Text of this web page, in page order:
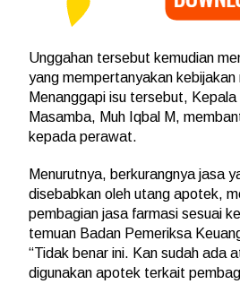
Unggahan tersebut kemudian
yang mempertanyakan kebijakan
Menanggapi isu tersebut,
Masamba, Muh Iqbal M,
kepada perawat.
Menurutnya, berkurangnya jasa
disebabkan oleh utang apotek,
pembagian jasa farmasi sesuai
temuan Badan Pemeriksa
“Tidak benar ini. Kan sudah ada
digunakan apotek terkait